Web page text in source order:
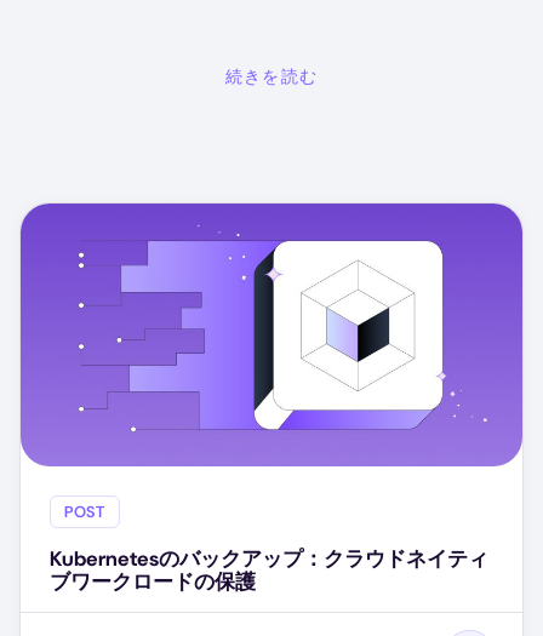
続きを読む
POST
Kubernetesのバックアップ：クラウドネイティ
ブワークロードの保護